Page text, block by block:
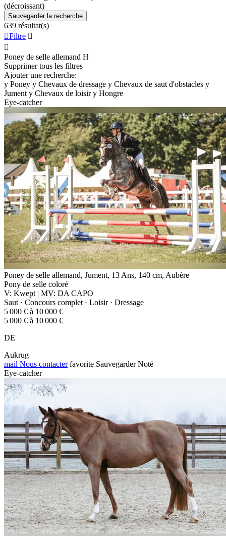
(décroissant)
Sauvegarder la recherche
639 résultat(s)
Filtre 

Poney de selle allemand H
Supprimer tous les filtres
Ajouter une recherche:
y Poney y Chevaux de dressage y Chevaux de saut d'obstacles y
Jument y Chevaux de loisir y Hongre
Eye-catcher
Poney de selle allemand, Jument, 13 Ans, 140 cm, Aubère
Pony de selle coloré
V: Kwept | MV: DA CAPO
Saut · Concours complet · Loisir · Dressage
5 000 € à 10 000 €
5 000 € à 10 000 €
DE
Aukrug
mail Nous contacter favorite Sauvegarder Noté
Eye-catcher